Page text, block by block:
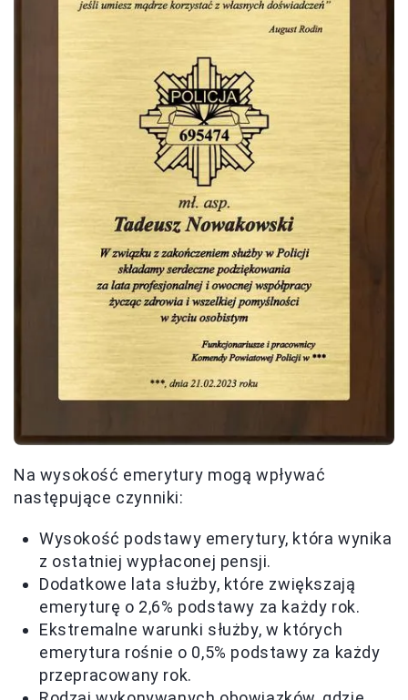
Na wysokość emerytury mogą wpływać
następujące czynniki:
Wysokość podstawy emerytury, która wynika
z ostatniej wypłaconej pensji.
Dodatkowe lata służby, które zwiększają
emeryturę o 2,6% podstawy za każdy rok.
Ekstremalne warunki służby, w których
emerytura rośnie o 0,5% podstawy za każdy
przepracowany rok.